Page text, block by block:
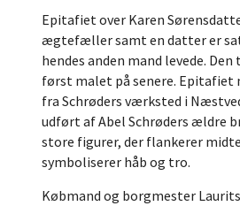
Epitafiet over Karen
ægtefæller samt en datter er sat
hendes anden mand levede.
først malet på senere. Epitafiet
fra Schrøders værksted i
udført af Abel Schrøders ældre
store figurer, der flankerer
symboliserer håb og tro.
Købmand og borgmester